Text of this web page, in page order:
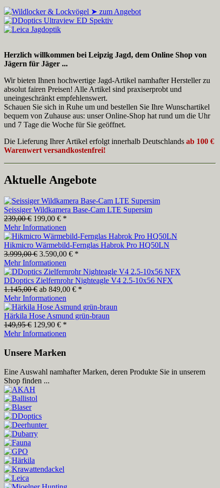
Herzlich willkommen bei Leipzig Jagd, dem Online Shop von
Jägern für Jäger ...
Wir bieten Ihnen hochwertige Jagd-Artikel namhafter Hersteller zu
absolut fairen Preisen! Alle Artikel sind praxiserprobt und
uneingeschränkt empfehlenswert.
Schauen Sie sich in Ruhe um und bestellen Sie Ihre Wunschartikel
bequem von Zuhause aus: unser Online-Shop hat rund um die Uhr
und 7 Tage die Woche für Sie geöffnet.
Die Lieferung Ihrer Artikel erfolgt innerhalb Deutschlands ab 100 €
Warenwert versandkostenfrei!
Aktuelle Angebote
Seissiger Wildkamera Base-Cam LTE Supersim
239,00 € 199,00 € *
Mehr Informationen
Hikmicro Wärmebild-Fernglas Habrok Pro HQ50LN
3.999,00 € 3.590,00 € *
Mehr Informationen
DDoptics Zielfernrohr Nighteagle V4 2.5‑10x56 NFX
1.145,00 € ab 849,00 € *
Mehr Informationen
Härkila Hose Asmund grün-braun
149,95 € 129,90 € *
Mehr Informationen
Unsere Marken
Eine Auswahl namhafter Marken, deren Produkte Sie in unserem
Shop finden ...